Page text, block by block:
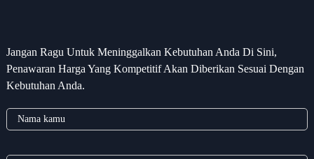
Jangan Ragu Untuk Meninggalkan Kebutuhan Anda Di Sini,
Penawaran Harga Yang Kompetitif Akan Diberikan Sesuai Dengan
Kebutuhan Anda.